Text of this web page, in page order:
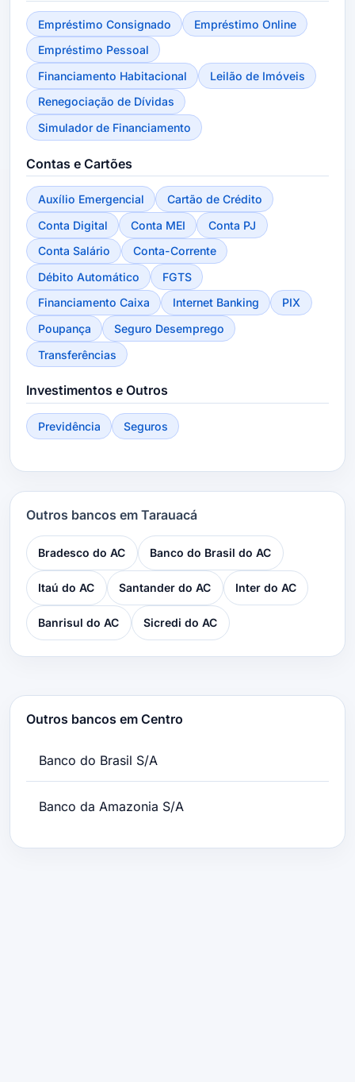
Empréstimo Consignado
Empréstimo Online
Empréstimo Pessoal
Financiamento Habitacional
Leilão de Imóveis
Renegociação de Dívidas
Simulador de Financiamento
Contas e Cartões
Auxílio Emergencial
Cartão de Crédito
Conta Digital
Conta MEI
Conta PJ
Conta Salário
Conta-Corrente
Débito Automático
FGTS
Financiamento Caixa
Internet Banking
PIX
Poupança
Seguro Desemprego
Transferências
Investimentos e Outros
Previdência Seguros
Outros bancos em Tarauacá
Bradesco do AC Banco do Brasil do AC
Itaú do AC Santander do AC Inter do AC
Banrisul do AC Sicredi do AC
Outros bancos em Centro
Banco do Brasil S/A
Banco da Amazonia S/A